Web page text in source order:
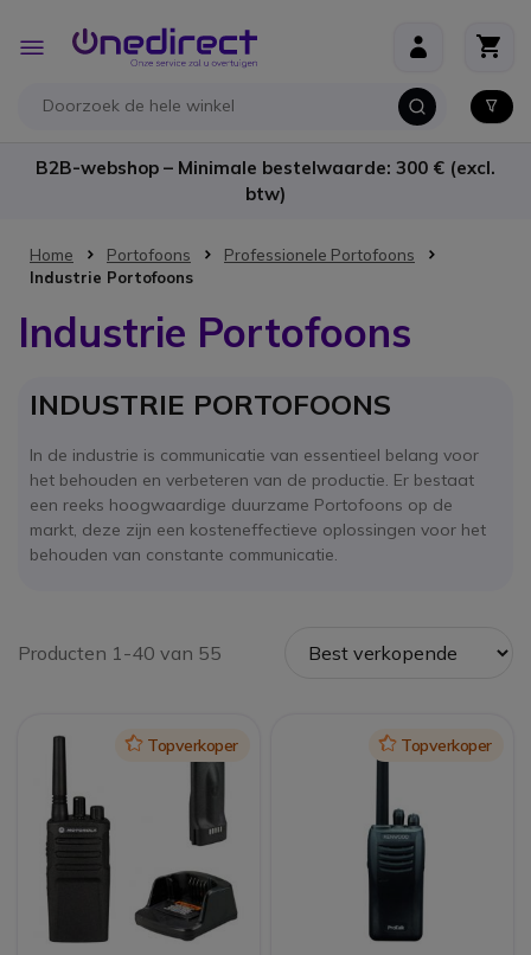
Toggle
Nav
B2B-webshop – Minimale bestelwaarde: 300 € (excl.
btw)
Home Portofoons
Professionele Portofoons
Industrie Portofoons
Industrie Portofoons
INDUSTRIE PORTOFOONS
In de industrie is communicatie van essentieel belang voor
het behouden en verbeteren van de productie. Er bestaat
een reeks hoogwaardige duurzame Portofoons op de
markt, deze zijn een kosteneffectieve oplossingen voor het
behouden van constante communicatie.
Producten 1-40 van 55
IconTopverkoper IconTopverkoper